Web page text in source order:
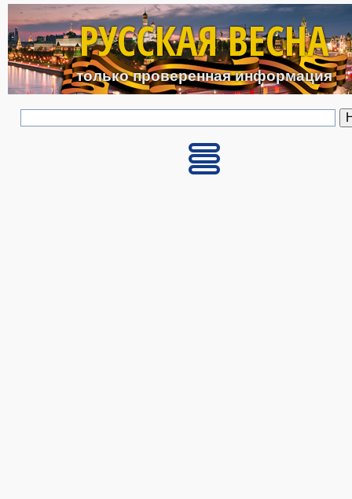
Перейти к основному
РУССКАЯ ВЕСНА
только проверенная информация